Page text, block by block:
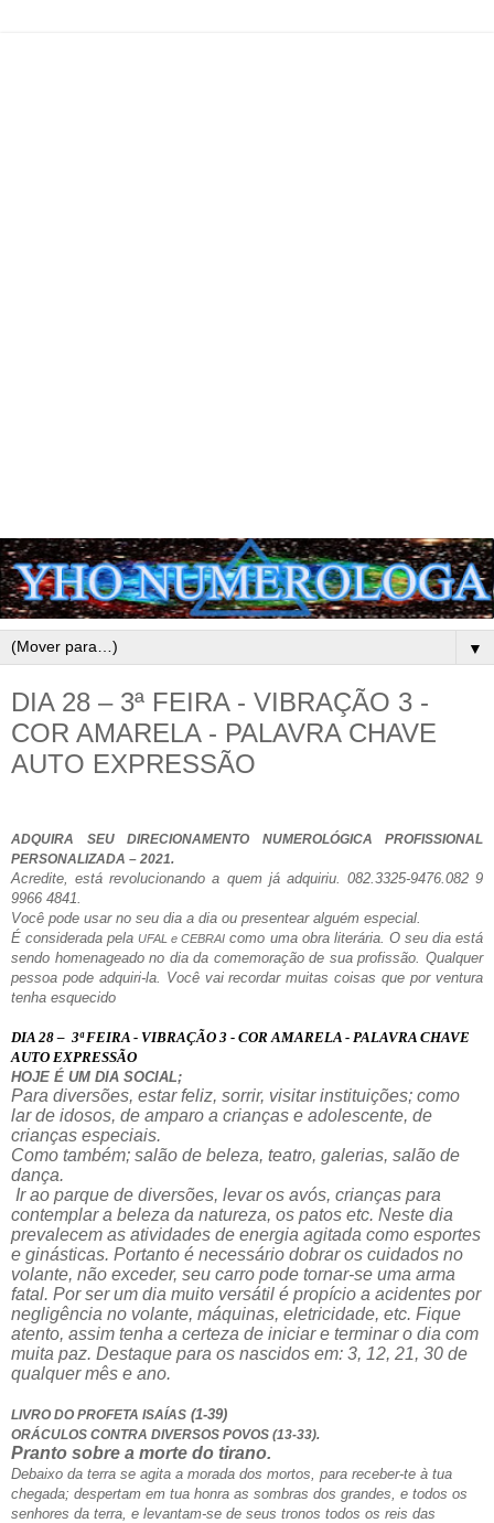
▼
DIA 28 – 3ª FEIRA - VIBRAÇÃO 3 -
COR AMARELA - PALAVRA CHAVE
AUTO EXPRESSÃO
ADQUIRA SEU DIRECIONAMENTO NUMEROLÓGICA PROFISSIONAL
PERSONALIZADA – 2021.
Acredite, está revolucionando a quem já adquiriu. 082.3325-9476.082 9
9966 4841.
Você pode usar no seu dia a dia ou presentear alguém especial.
É considerada pela UFAL e CEBRAI como uma obra literária. O seu dia está
sendo homenageado no dia da comemoração de sua profissão. Qualquer
pessoa pode adquiri-la. Você vai recordar muitas coisas que por ventura
tenha esquecido
DIA 28 – 3ª FEIRA - VIBRAÇÃO 3 - COR AMARELA - PALAVRA CHAVE
AUTO EXPRESSÃO
HOJE É UM DIA SOCIAL;
Para diversões, estar feliz, sorrir, visitar instituições; como
lar de idosos, de amparo a crianças e adolescente, de
crianças especiais.
Como também; salão de beleza, teatro, galerias, salão de
dança.
Ir ao parque de diversões, levar os avós, crianças para
contemplar a beleza da natureza, os patos etc. Neste dia
prevalecem as atividades de energia agitada como esportes
e ginásticas. Portanto é necessário dobrar os cuidados no
volante, não exceder, seu carro pode tornar-se uma arma
fatal. Por ser um dia muito versátil é propício a acidentes por
negligência no volante, máquinas, eletricidade, etc. Fique
atento, assim tenha a certeza de iniciar e terminar o dia com
muita paz. Destaque para os nascidos em: 3, 12, 21, 30 de
qualquer mês e ano.
LIVRO DO PROFETA ISAÍAS (1-39)
ORÁCULOS CONTRA DIVERSOS POVOS (13-33).
Pranto sobre a morte do tirano.
Debaixo da terra se agita a morada dos mortos, para receber-te à tua
chegada; despertam em tua honra as sombras dos grandes, e todos os
senhores da terra, e levantam-se de seus tronos todos os reis das